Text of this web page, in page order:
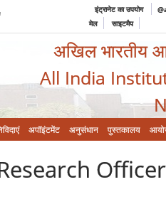
इंट्रानेट का उपयोग
मेल
साइटमैप
अखिल भारतीय
All India
अपॉइंटमेंट अनुसंधान पुस्तकालय
Officer